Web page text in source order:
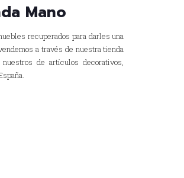
Mano
recuperados para darles una
a través de nuestra tienda
de artículos decorativos,